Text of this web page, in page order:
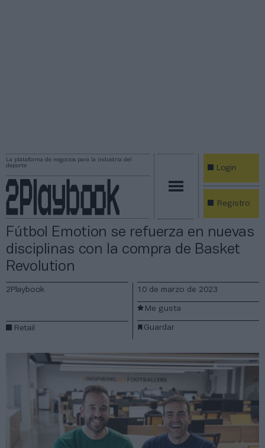
La plataforma de negocios para la industria del
deporte
Login
Registro
Fútbol Emotion se refuerza en nuevas
disciplinas con la compra de Basket
Revolution
2Playbook
Retail
10 de marzo de 2023
Guardar
Me gusta